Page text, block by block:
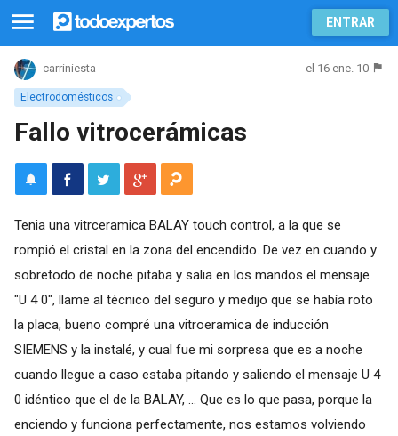
ENTRAR
Electrodomésticos
carriniesta el 16 ene. 10
Fallo vitrocerámicas
Tenia una vitrceramica BALAY touch control, a la que se
rompió el cristal en la zona del encendido. De vez en cuando y
sobretodo de noche pitaba y salia en los mandos el mensaje
"U 4 0", llame al técnico del seguro y medijo que se había roto
la placa, bueno compré una vitroeramica de inducción
SIEMENS y la instalé, y cual fue mi sorpresa que es a noche
cuando llegue a caso estaba pitando y saliendo el mensaje U 4
0 idéntico que el de la BALAY, ... Que es lo que pasa, porque la
enciendo y funciona perfectamente, nos estamos volviendo